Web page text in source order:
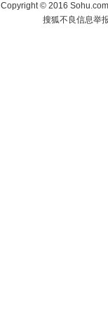
Copyright©2016
搜狐不良信息举